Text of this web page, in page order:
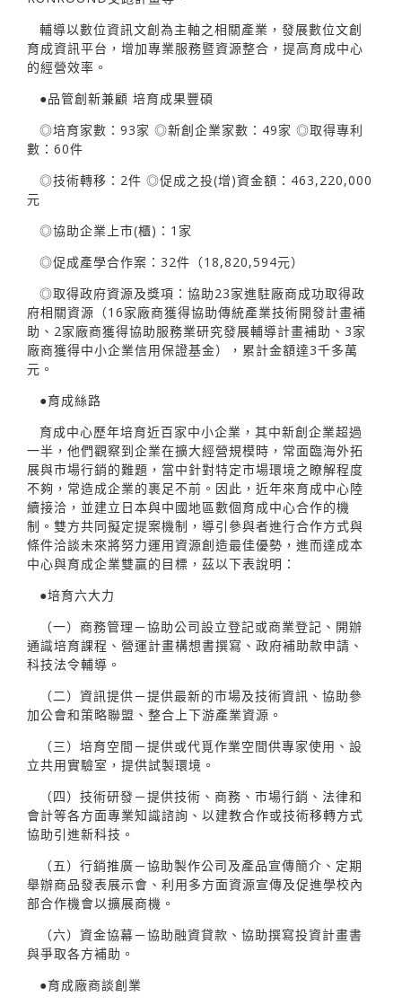
輔導以數位資訊文創為主軸之相關產業，發展數位文創
育成資訊平台，增加專業服務暨資源整合，提高育成中心
的經營效率。
●品管創新兼顧 培育成果豐碩
◎培育家數：93家 ◎新創企業家數：49家 ◎取得專利
數：60件
◎技術轉移：2件 ◎促成之投(增)資金額：463,220,000
元
◎協助企業上市(櫃)：1家
◎促成產學合作案：32件（18,820,594元）
◎取得政府資源及獎項：協助23家進駐廠商成功取得政
府相關資源（16家廠商獲得協助傳統產業技術開發計畫補
助、2家廠商獲得協助服務業研究發展輔導計畫補助、3家
廠商獲得中小企業信用保證基金），累計金額達3千多萬
元。
●育成絲路
育成中心歷年培育近百家中小企業，其中新創企業超過
一半，他們觀察到企業在擴大經營規模時，常面臨海外拓
展與市場行銷的難題，當中針對特定市場環境之瞭解程度
不夠，常造成企業的裹足不前。因此，近年來育成中心陸
續接洽，並建立日本與中國地區數個育成中心合作的機
制。雙方共同擬定提案機制，導引參與者進行合作方式與
條件洽談未來將努力運用資源創造最佳優勢，進而達成本
中心與育成企業雙贏的目標，茲以下表說明：
●培育六大力
（一）商務管理－協助公司設立登記或商業登記、開辦
通識培育課程、營運計畫構想書撰寫、政府補助款申請、
科技法令輔導。
（二）資訊提供－提供最新的市場及技術資訊、協助參
加公會和策略聯盟、整合上下游產業資源。
（三）培育空間－提供或代覓作業空間供專家使用、設
立共用實驗室，提供試製環境。
（四）技術研發－提供技術、商務、市場行銷、法律和
會計等各方面專業知識諮詢、以建教合作或技術移轉方式
協助引進新科技。
（五）行銷推廣－協助製作公司及產品宣傳簡介、定期
舉辦商品發表展示會、利用多方面資源宣傳及促進學校內
部合作機會以擴展商機。
（六）資金協幕－協助融資貸款、協助撰寫投資計畫書
與爭取各方補助。
●育成廠商談創業